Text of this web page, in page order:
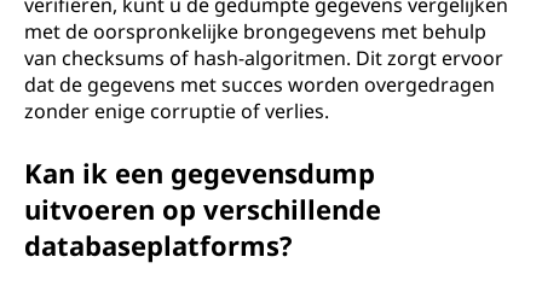
met de oorspronkelijke brongegevens met behulp
van checksums of hash-algoritmen. Dit zorgt ervoor
dat de gegevens met succes worden overgedragen
zonder enige corruptie of verlies.
Kan ik een gegevensdump
uitvoeren op verschillende
databaseplatforms?